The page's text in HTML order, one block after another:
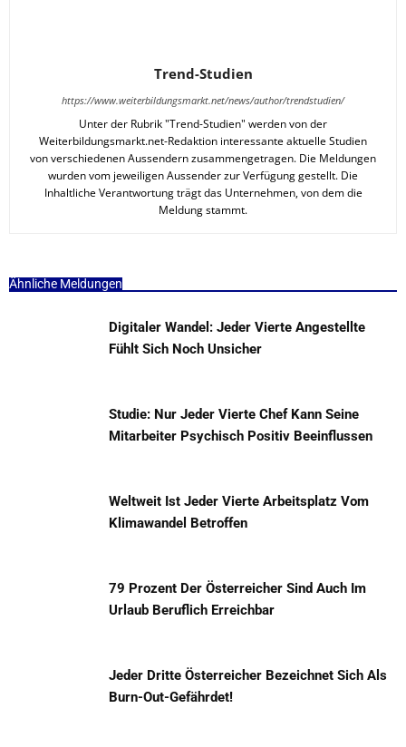
Trend-Studien
https://www.weiterbildungsmarkt.net/news/author/trendstudien/
Unter der Rubrik "Trend-Studien" werden von der
Weiterbildungsmarkt.net-Redaktion interessante aktuelle Studien
von verschiedenen Aussendern zusammengetragen. Die Meldungen
wurden vom jeweiligen Aussender zur Verfügung gestellt. Die
Inhaltliche Verantwortung trägt das Unternehmen, von dem die
Meldung stammt.
Ähnliche Meldungen
Digitaler Wandel: Jeder Vierte Angestellte
Fühlt Sich Noch Unsicher
Studie: Nur Jeder Vierte Chef Kann Seine
Mitarbeiter Psychisch Positiv Beeinflussen
Weltweit Ist Jeder Vierte Arbeitsplatz Vom
Klimawandel Betroffen
79 Prozent Der Österreicher Sind Auch Im
Urlaub Beruflich Erreichbar
Jeder Dritte Österreicher Bezeichnet Sich Als
Burn-Out-Gefährdet!